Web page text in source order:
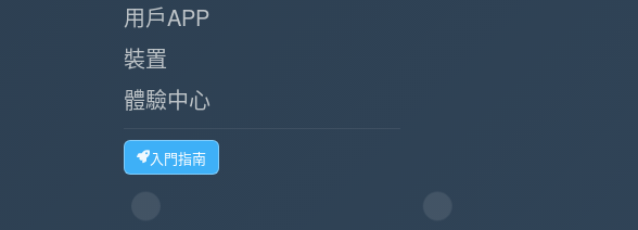
用戶APP
裝置
體驗中心
入門指南